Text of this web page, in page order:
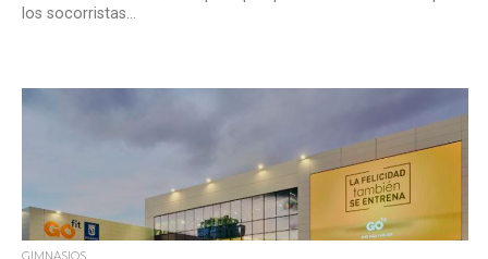
los socorristas...